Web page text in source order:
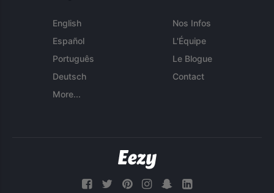
English
Español
Português
Deutsch
More...
Nos Infos
L'Équipe
Le Blogue
Contact